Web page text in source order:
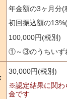
年金額の3ヶ月分(
初回振込額の
100,000円(税別)
①～③のうちいず
30,000円(税別)
※認定結果に関わ
金です